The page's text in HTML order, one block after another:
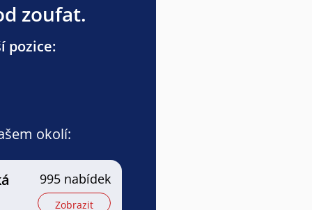
zoufat.
pozice:
okolí:
995 nabídek
Zobrazit